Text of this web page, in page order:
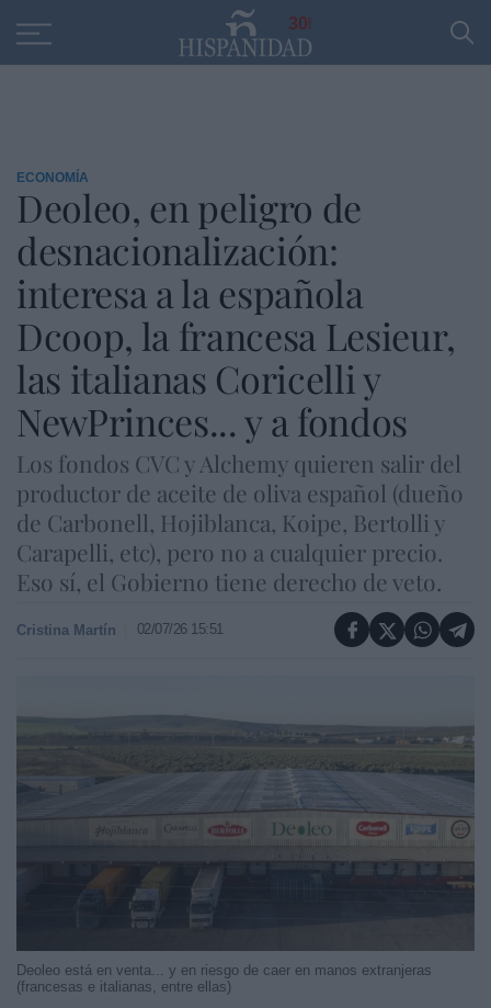
30
ECONOMÍA
Deoleo, en peligro de
desnacionalización:
interesa a la española
Dcoop, la francesa Lesieur,
las italianas Coricelli y
NewPrinces... y a fondos
Los fondos CVC y Alchemy quieren salir del
productor de aceite de oliva español (dueño
de Carbonell, Hojiblanca, Koipe, Bertolli y
Carapelli, etc), pero no a cualquier precio.
Eso sí, el Gobierno tiene derecho de veto.
Cristina Martín 02/07/26 15:51
Deoleo está en venta... y en riesgo de caer en manos extranjeras
(francesas e italianas, entre ellas)